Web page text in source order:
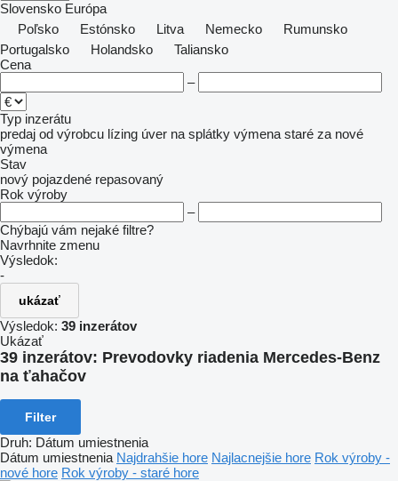
Slovensko Európa
Poľsko
Estónsko Litva Nemecko
Rumunsko
Portugalsko
Holandsko
Taliansko
Cena
–
Typ inzerátu
predaj od výrobcu lízing úver na splátky výmena staré za nové
výmena
Stav
nový pojazdené repasovaný
Rok výroby
–
Chýbajú vám nejaké filtre?
Navrhnite zmenu
Výsledok:
-
ukázať
Výsledok: 39 inzerátov
Ukázať
39 inzerátov: Prevodovky riadenia Mercedes-Benz
na ťahačov
Filter
Druh: Dátum umiestnenia
Dátum umiestnenia Najdrahšie hore Najlacnejšie hore Rok výroby -
nové hore Rok výroby - staré hore